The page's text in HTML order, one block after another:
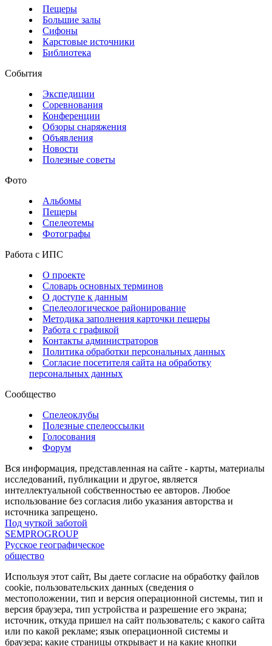
Пещеры
Большие залы
Сифоны
Карстовые источники
Библиотека
События
Экспедиции
Соревнования
Конференции
Обзоры снаряжения
Объявления
Новости
Полезные советы
Фото
Альбомы
Пещеры
Спелеотемы
Фотографы
Работа с ИПС
О проекте
Словарь основных терминов
О доступе к данным
Спелеологическое районирование
Методика заполнения карточки пещеры
Работа с графикой
Контакты администраторов
Политика обработки персональных данных
Согласие посетителя сайта на обработку
персональных данных
Сообщество
Спелеоклубы
Полезные спелеоссылки
Голосования
Форум
Вся информация, представленная на сайте - карты, материалы
исследований, публикации и другое, является
интеллектуальной собственностью ее авторов. Любое
использование без согласия либо указания авторства и
источника запрещено.
Под чуткой заботой
SEMPROGROUP
Русское географическое
общество
Используя этот сайт, Вы даете согласие на обработку файлов
cookie, пользовательских данных (сведения о
местоположении, тип и версия операционной системы, тип и
версия браузера, тип устройства и разрешение его экрана;
источник, откуда пришел на сайт пользователь; с какого сайта
или по какой рекламе; язык операционной системы и
браузера; какие страницы открывает и на какие кнопки